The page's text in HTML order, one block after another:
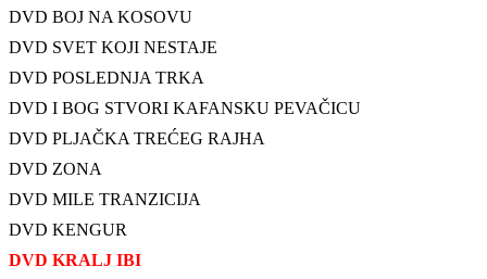
DVD BOJ NA KOSOVU
DVD SVET KOJI NESTAJE
DVD POSLEDNJA TRKA
DVD I BOG STVORI KAFANSKU PEVAČICU
DVD PLJAČKA TREĆEG RAJHA
DVD ZONA
DVD MILE TRANZICIJA
DVD KENGUR
DVD KRALJ IBI